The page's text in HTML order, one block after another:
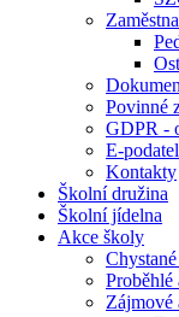
Povinné
GDPR -
E-
Kontakty
Školní družina
Školní jídelna
Akce školy
Proběhlé